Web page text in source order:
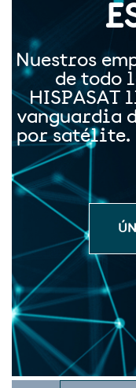
Nuestros
de todo
HISPASAT
vanguardia
por satélite.